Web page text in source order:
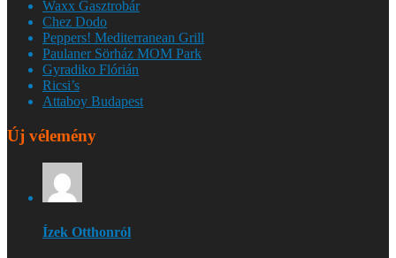
Waxx Gasztrobár
Chez Dodo
Peppers! Mediterranean Grill
Paulaner Sörház MOM Park
Gyradiko Flórián
Ricsi’s
Attaboy Budapest
Új vélemény
Ízek Otthonról